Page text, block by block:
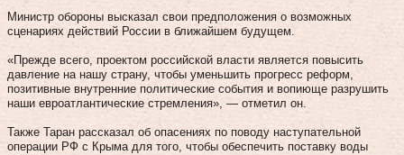
Министр обороны высказал свои предположения о возможных
сценариях действий России в ближайшем будущем.
«Прежде всего, проектом российской власти является повысить
давление на нашу страну, чтобы уменьшить прогресс реформ,
позитивные внутренние политические события и вопиюще разрушить
наши евроатлантические стремления», — отметил он.
Также Таран рассказал об опасениях по поводу наступательной
операции РФ с Крыма для того, чтобы обеспечить поставку воды